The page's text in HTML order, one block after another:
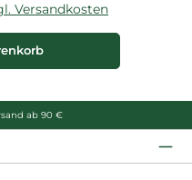
Versandkosten
ab 90 €